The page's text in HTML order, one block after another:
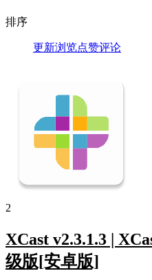
排序
更新浏览点赞评论
2
XCast v2.3.1.3 |
级版[安卓版]